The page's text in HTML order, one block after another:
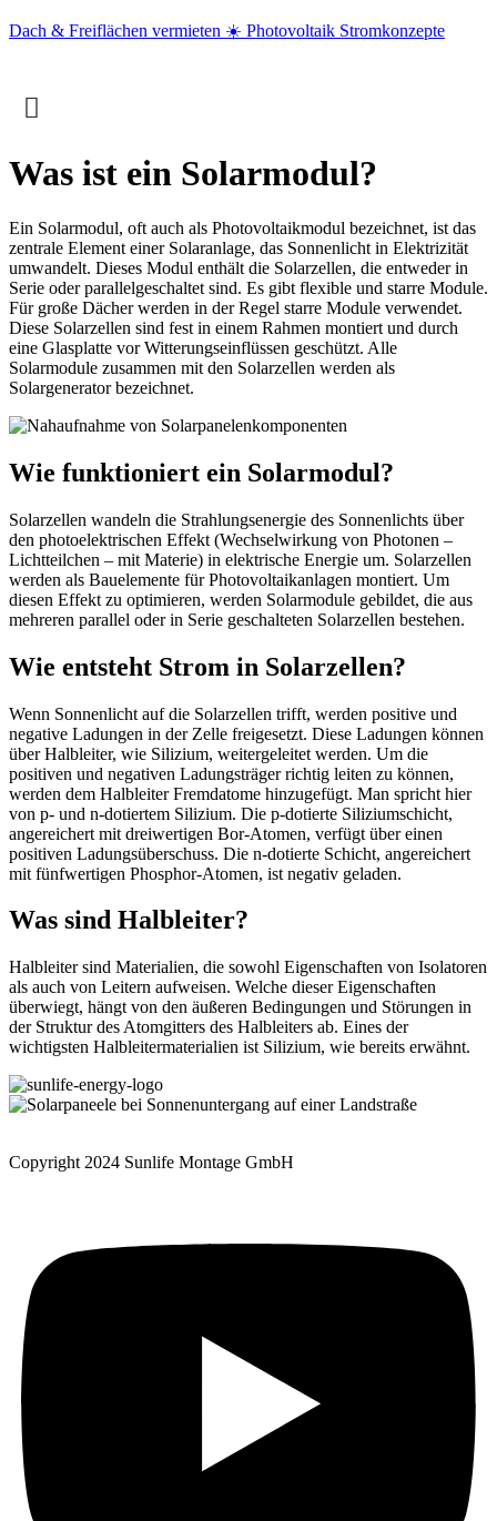
Dach & Freiflächen vermieten ☀️ Photovoltaik Stromkonzepte
Was ist ein Solarmodul?
Ein Solarmodul, oft auch als Photovoltaikmodul bezeichnet, ist das
zentrale Element einer Solaranlage, das Sonnenlicht in Elektrizität
umwandelt. Dieses Modul enthält die Solarzellen, die entweder in
Serie oder parallelgeschaltet sind. Es gibt flexible und starre Module.
Für große Dächer werden in der Regel starre Module verwendet.
Diese Solarzellen sind fest in einem Rahmen montiert und durch
eine Glasplatte vor Witterungseinflüssen geschützt. Alle
Solarmodule zusammen mit den Solarzellen werden als
Solargenerator bezeichnet.
Wie funktioniert ein Solarmodul?
Solarzellen wandeln die Strahlungsenergie des Sonnenlichts über
den photoelektrischen Effekt (Wechselwirkung von Photonen –
Lichtteilchen – mit Materie) in elektrische Energie um. Solarzellen
werden als Bauelemente für Photovoltaikanlagen montiert. Um
diesen Effekt zu optimieren, werden Solarmodule gebildet, die aus
mehreren parallel oder in Serie geschalteten Solarzellen bestehen.
Wie entsteht Strom in Solarzellen?
Wenn Sonnenlicht auf die Solarzellen trifft, werden positive und
negative Ladungen in der Zelle freigesetzt. Diese Ladungen können
über Halbleiter, wie Silizium, weitergeleitet werden. Um die
positiven und negativen Ladungsträger richtig leiten zu können,
werden dem Halbleiter Fremdatome hinzugefügt. Man spricht hier
von p- und n-dotiertem Silizium. Die p-dotierte Siliziumschicht,
angereichert mit dreiwertigen Bor-Atomen, verfügt über einen
positiven Ladungsüberschuss. Die n-dotierte Schicht, angereichert
mit fünfwertigen Phosphor-Atomen, ist negativ geladen.
Was sind Halbleiter?
Halbleiter sind Materialien, die sowohl Eigenschaften von Isolatoren
als auch von Leitern aufweisen. Welche dieser Eigenschaften
überwiegt, hängt von den äußeren Bedingungen und Störungen in
der Struktur des Atomgitters des Halbleiters ab. Eines der
wichtigsten Halbleitermaterialien ist Silizium, wie bereits erwähnt.
Copyright 2024 Sunlife Montage GmbH